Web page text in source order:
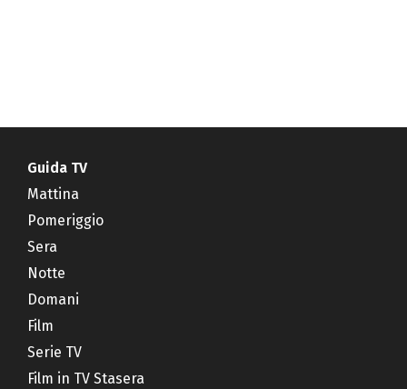
Guida TV
Mattina
Pomeriggio
Sera
Notte
Domani
Film
Serie TV
Film in TV Stasera